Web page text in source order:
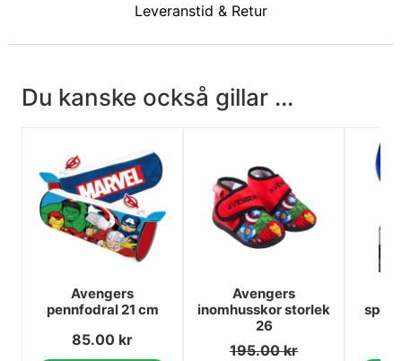
Leveranstid & Retur
Du kanske också gillar ...
Avengers
pennfodral 21 cm
85.00 kr
Avengers
inomhusskor storlek
26
195.00kr